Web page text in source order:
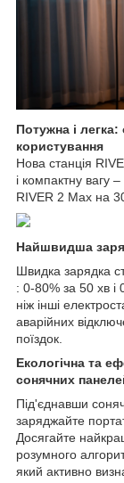
Потужна і
користування
Нова станція
і компактну вагу
RIVER 2 Max на
Найшвидша
Швидка зарядка
: 0-80% за 50 хв
ніж інші
аварійних
поїздок.
Екологічна та
сонячних
Під'єднавши
заряджайте
Досягайте
розумного
який активно